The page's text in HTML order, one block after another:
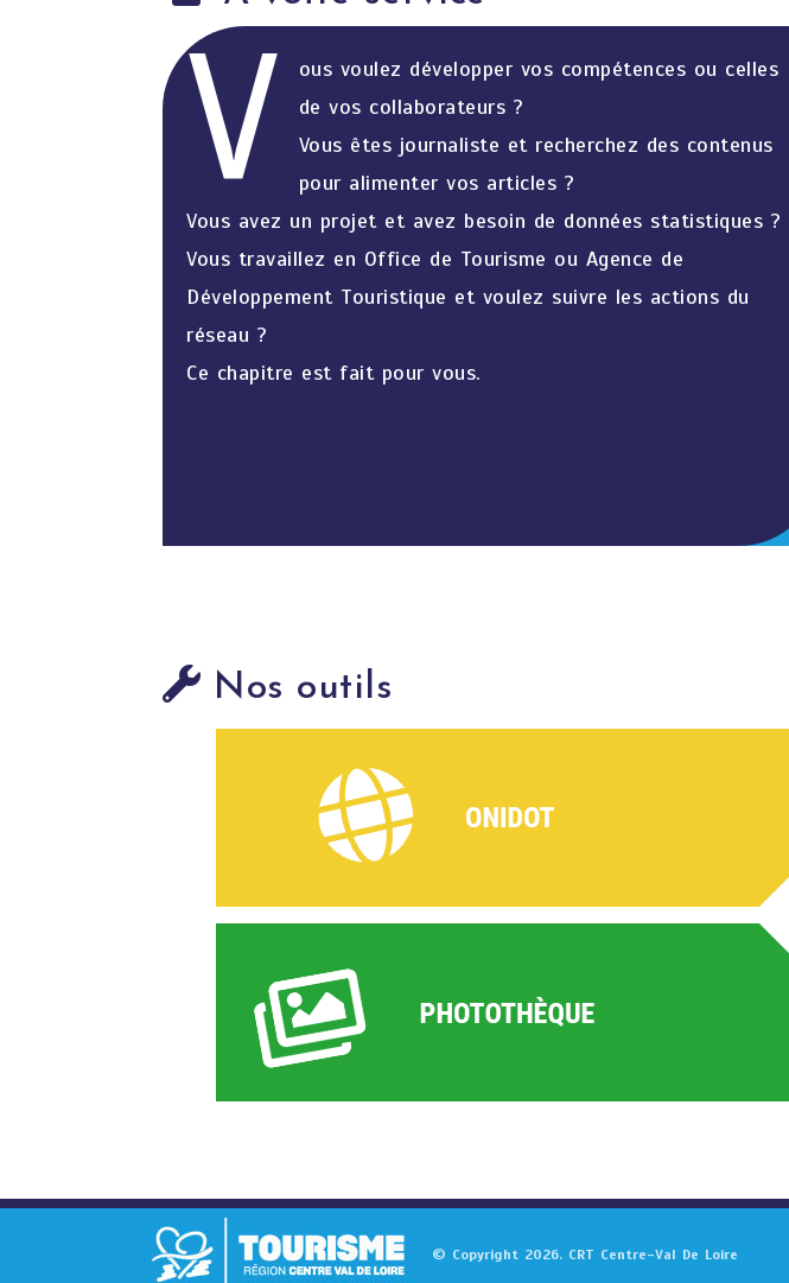
V
ous voulez développer vos compétences ou celles
de vos collaborateurs ?
Vous êtes journaliste et recherchez des contenus
pour alimenter vos articles ?
Vous avez un projet et avez besoin de données statistiques ?
Vous travaillez en Office de Tourisme ou Agence de
Développement Touristique et voulez suivre les actions du
réseau ?
Ce chapitre est fait pour vous.
Nos outils
© Copyright 2026. CRT Centre-Val De Loire